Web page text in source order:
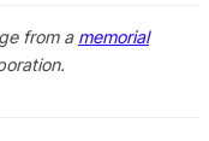
from a memorial